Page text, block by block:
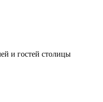
и гостей столицы